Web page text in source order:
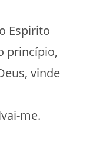
Espirito
princípio,
vinde
me.